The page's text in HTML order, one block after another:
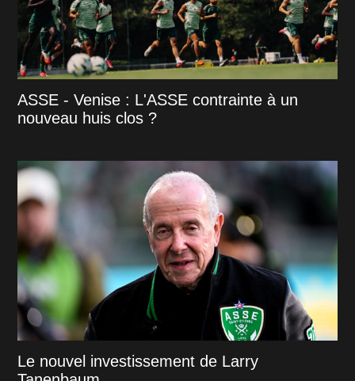
ASSE - Venise : L'ASSE contrainte à un
nouveau huis clos ?
Le nouvel investissement de Larry